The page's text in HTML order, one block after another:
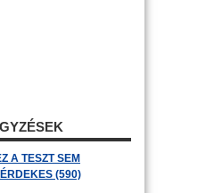
A TESZT SEM
(590)